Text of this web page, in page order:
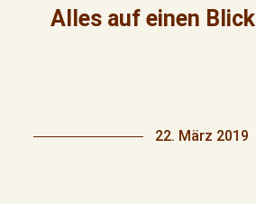
Alles auf einen Blick
22. März 2019